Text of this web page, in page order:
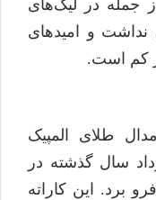
جمله در لیگ‌های
نداشت و امید‌های
کم است.
طلای المپیک
سال گذشته در
برد. این کاراته